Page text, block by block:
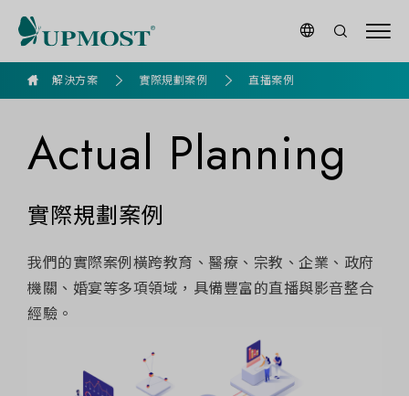
goldennet
解決方案 實際規劃案例 直播案例
Actual Planning
實際規劃案例
我們的實際案例橫跨教育、醫療、宗教、企業、政府
機關、婚宴等多項領域，具備豐富的直播與影音整合
經驗。